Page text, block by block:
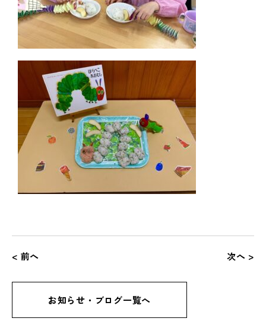
< 前へ 次へ >
お知らせ・ブログ一覧へ